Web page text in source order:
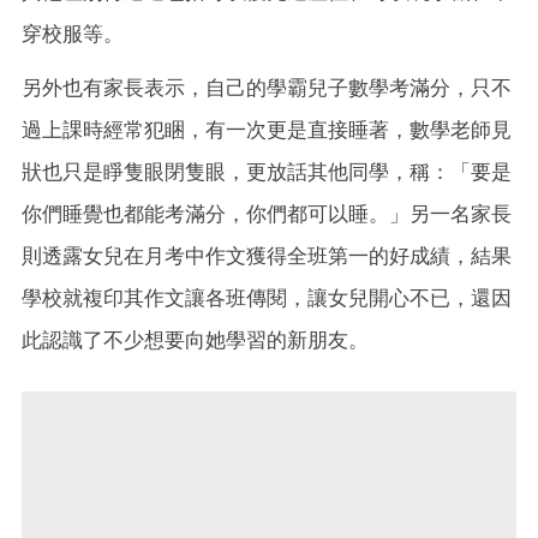
穿校服等。
另外也有家長表示，自己的學霸兒子數學考滿分，只不
過上課時經常犯睏，有一次更是直接睡著，數學老師見
狀也只是睜隻眼閉隻眼，更放話其他同學，稱：「要是
你們睡覺也都能考滿分，你們都可以睡。」另一名家長
則透露女兒在月考中作文獲得全班第一的好成績，結果
學校就複印其作文讓各班傳閱，讓女兒開心不已，還因
此認識了不少想要向她學習的新朋友。